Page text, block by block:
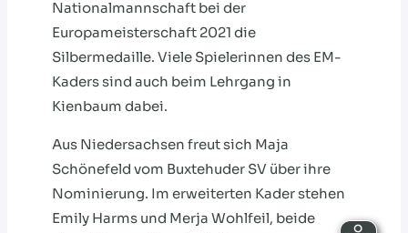
Nationalmannschaft bei der
Europameisterschaft 2021 die
Silbermedaille. Viele Spielerinnen des EM-
Kaders sind auch beim Lehrgang in
Kienbaum dabei.
Aus Niedersachsen freut sich Maja
Schönefeld vom Buxtehuder SV über ihre
Nominierung. Im erweiterten Kader stehen
Emily Harms und Merja Wohlfeil, beide